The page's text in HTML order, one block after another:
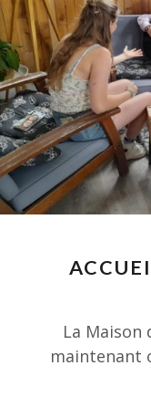
La Maison
maintenant